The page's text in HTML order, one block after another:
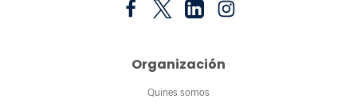
Organización
Quines somos